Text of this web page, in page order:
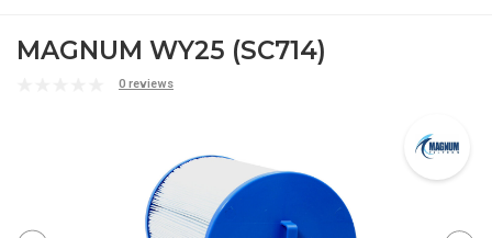
MAGNUM WY25 (SC714)
0 reviews